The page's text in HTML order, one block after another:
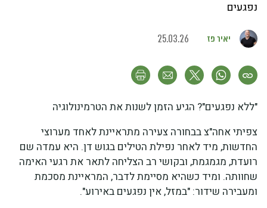
נפגעים
יאיר פז 25.03.26
"ללא נפגעים"? הגיע הזמן לשנות את הטרמינולוגיה
צפיתי אחה"צ בבחורה צעירה מתראיינת לאחד מערוצי
החדשות, מיד לאחר נפילת הטילים בגוש דן. היא עמדה שם
רועדת, מגמגמת, ובקושי רב הצליחה לתאר את רגעי האימה
שחוותה. ומיד כשהיא מסיימת לדבר, המראיינת מסכמת
ומעבירה שידור: "במזל, אין נפגעים באירוע".